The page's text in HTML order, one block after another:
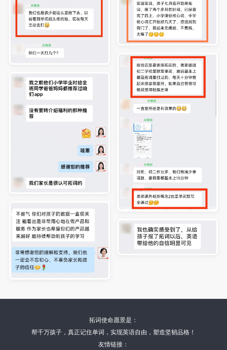
拓词使命愿景是：
帮千万孩子，真正记住单词，实现英语自由，塑造坚韧品格！
友情链接：